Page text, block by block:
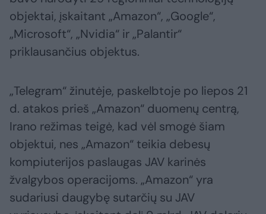
objektai, įskaitant „Amazon“, „Google“,
„Microsoft“, „Nvidia“ ir „Palantir“
priklausančius objektus.
„Telegram“ žinutėje, paskelbtoje po liepos 21
d. atakos prieš „Amazon“ duomenų centrą,
Irano režimas teigė, kad vėl smogė šiam
objektui, nes „Amazon“ teikia debesų
kompiuterijos paslaugas JAV karinės
žvalgybos operacijoms. „Amazon“ yra
sudariusi daugybę sutarčių su JAV